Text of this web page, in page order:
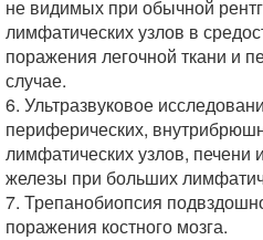
не видимых при обычной
лимфатических узлов в
поражения легочной ткани и
случае.
6. Ультразвуковое
периферических,
лимфатических узлов, печени
железы при больших
7. Трепанобиопсия
поражения костного мозга.